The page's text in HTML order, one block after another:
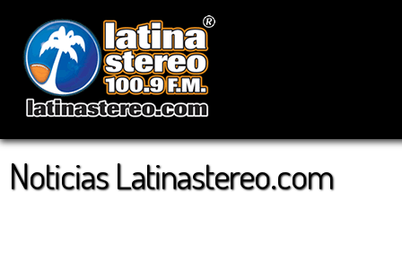
Noticias Latinastereo.com